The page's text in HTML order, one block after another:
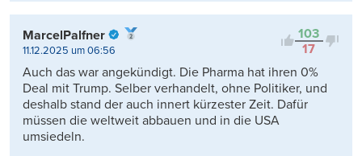
103
17
MarcelPalfner
11.12.2025 um 06:56
Auch das war angekündigt. Die Pharma hat ihren 0%
Deal mit Trump. Selber verhandelt, ohne Politiker, und
deshalb stand der auch innert kürzester Zeit. Dafür
müssen die weltweit abbauen und in die USA
umsiedeln.